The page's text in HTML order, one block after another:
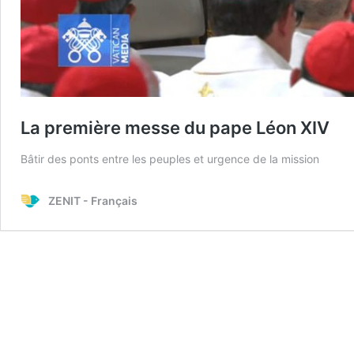
La première messe du pape Léon XIV
Bâtir des ponts entre les peuples et urgence de la mission
ZENIT - Français